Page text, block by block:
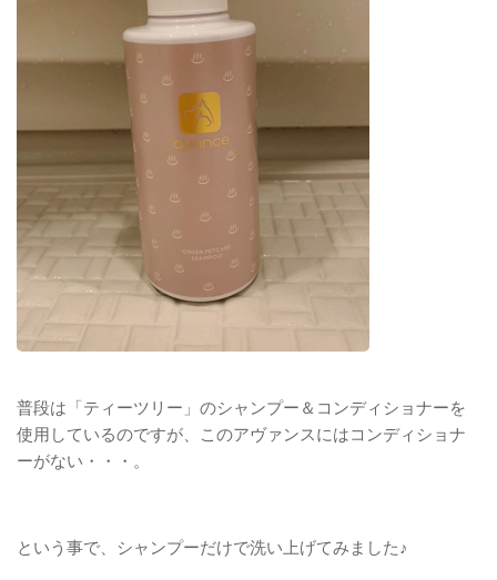
普段は「ティーツリー」のシャンプー＆コンディショナーを
使用しているのですが、このアヴァンスにはコンディショナ
ーがない・・・。
という事で、シャンプーだけで洗い上げてみました♪